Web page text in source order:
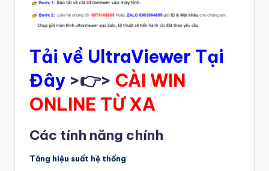
Tải về UltraViewer Tại
Đây >👉> CÀI WIN
ONLINE TỪ XA
Các tính năng chính
Tăng hiệu suất hệ thống